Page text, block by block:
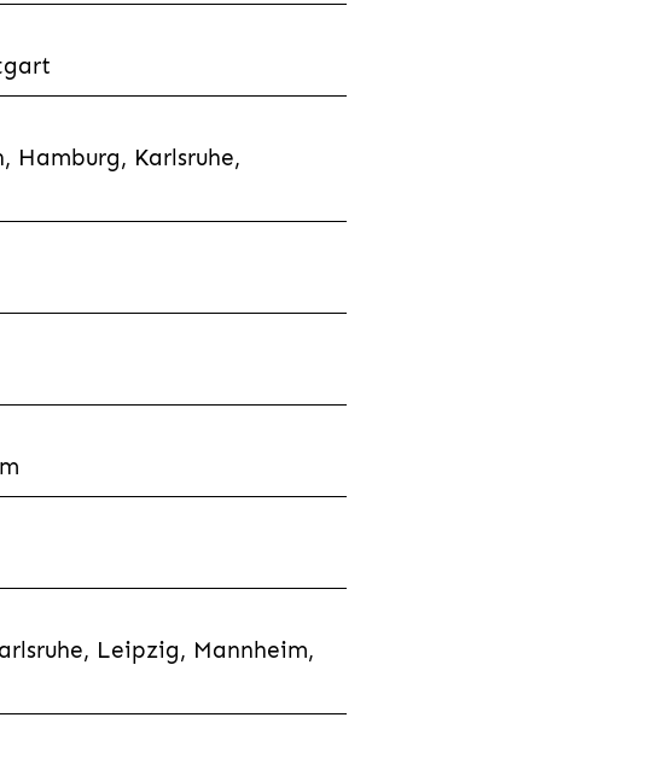
Hamburg, Karlsruhe,
Leipzig, Mannheim,